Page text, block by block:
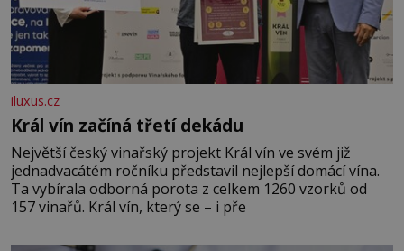
iluxus.cz
Král vín začíná třetí dekádu
Největší český vinařský projekt Král vín ve svém již
jednadvacátém ročníku představil nejlepší domácí vína.
Ta vybírala odborná porota z celkem 1260 vzorků od
157 vinařů. Král vín, který se – i pře